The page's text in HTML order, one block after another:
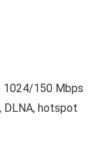
1024/150 Mbps
DLNA, hotspot